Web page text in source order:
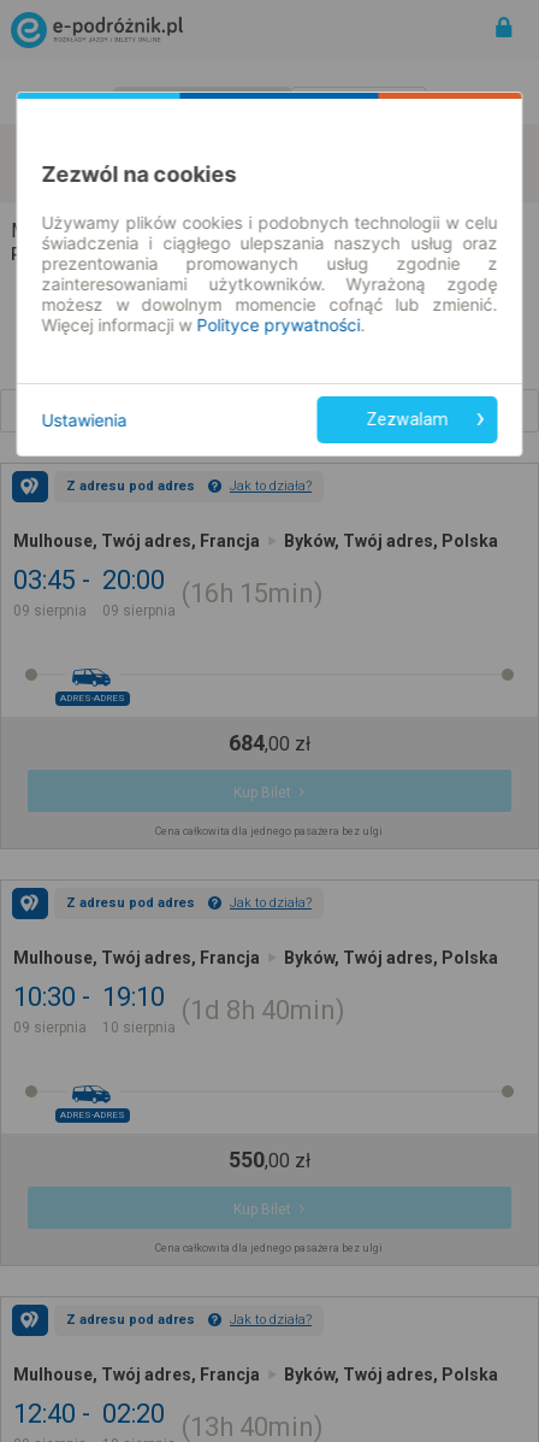
09.08.2026 | -- : --
Mulhouse → Byków
Rozkład jazdy i bilety
Z adresu pod adres Jak to działa?
Mulhouse, Twój adres, Francja Byków, Twój adres, Polska
03:45
09 sierpnia
20:00
09 sierpnia
16h 15min
ADRES-ADRES
684,00 zł
Kup Bilet
Cena całkowita dla jednego pasażera bez ulgi
Z adresu pod adres Jak to działa?
Mulhouse, Twój adres, Francja Byków, Twój adres, Polska
10:30
09 sierpnia
19:10
10 sierpnia
1d 8h 40min
ADRES-ADRES
550,00 zł
Kup Bilet
Cena całkowita dla jednego pasażera bez ulgi
Z adresu pod adres Jak to działa?
Mulhouse, Twój adres, Francja Byków, Twój adres, Polska
12:40 02:20 13h 40min
Zezwól na cookies
Używamy plików cookies i podobnych technologii w celu
świadczenia i ciągłego ulepszania naszych usług oraz
prezentowania promowanych usług zgodnie z
zainteresowaniami użytkowników. Wyrażoną zgodę
możesz w dowolnym momencie cofnąć lub zmienić.
Więcej informacji w Polityce prywatności.
Ustawienia Zezwalam